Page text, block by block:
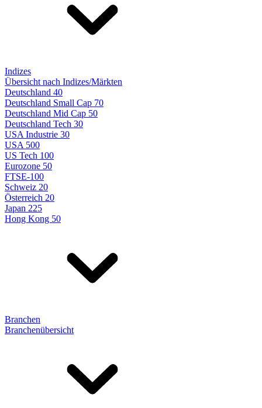
Indizes
Übersicht nach Indizes/Märkten
Deutschland 40
Deutschland Small Cap 70
Deutschland Mid Cap 50
Deutschland Tech 30
USA Industrie 30
USA 500
US Tech 100
Eurozone 50
FTSE-100
Schweiz 20
Österreich 20
Japan 225
Hong Kong 50
Branchen
Branchenübersicht